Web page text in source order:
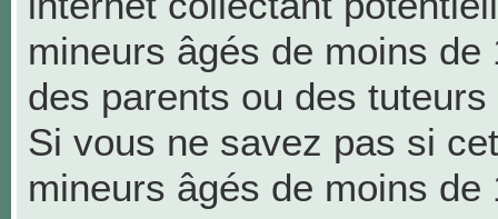
mineurs âgés de moins
des parents ou des
Si vous ne savez pas si
mineurs âgés de moins